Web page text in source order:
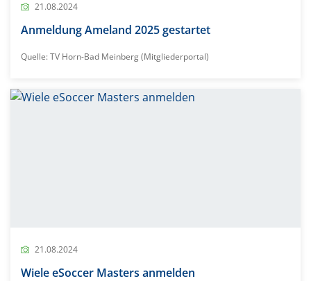
21.08.2024
Anmeldung Ameland 2025 gestartet
Quelle: TV Horn-Bad Meinberg (Mitgliederportal)
21.08.2024
Wiele eSoccer Masters anmelden